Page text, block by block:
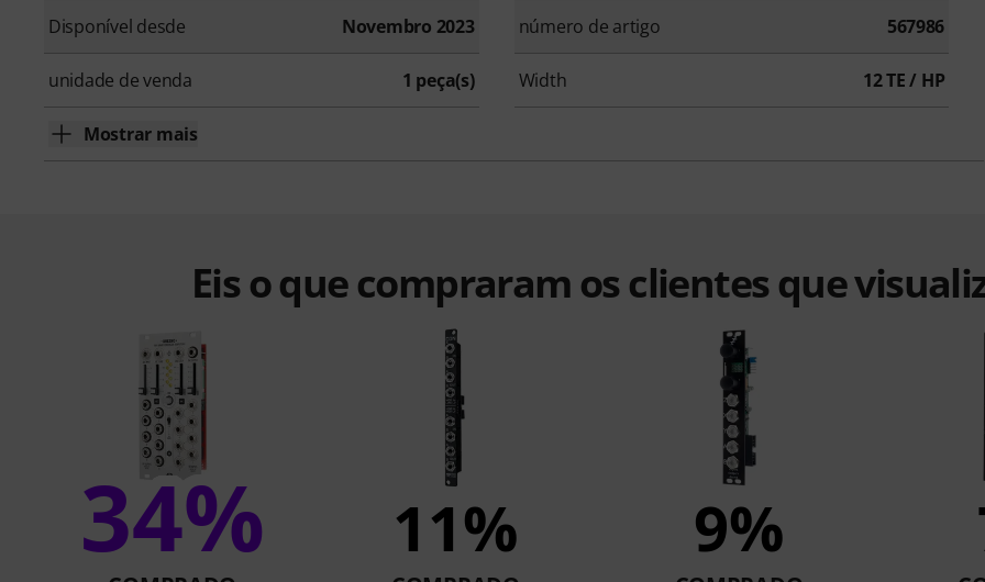
Disponível desde Novembro 2023 número de artigo 567986
unidade de venda 1 peça(s) Width 12 TE / HP
Mostrar mais
Eis o que compraram os clientes que
34% 11% 9%